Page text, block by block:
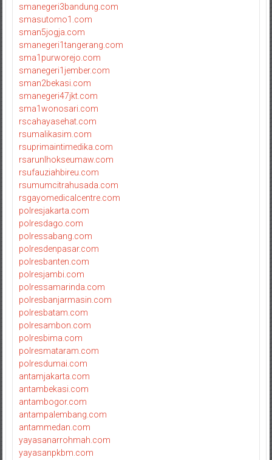
smanegeri3bandung.com
smasutomo1.com
sman5jogja.com
smanegeri1tangerang.com
sma1purworejo.com
smanegeri1jember.com
sman2bekasi.com
smanegeri47jkt.com
sma1wonosari.com
rscahayasehat.com
rsumalikasim.com
rsuprimaintimedika.com
rsarunlhokseumaw.com
rsufauziahbireu.com
rsumumcitrahusada.com
rsgayomedicalcentre.com
polresjakarta.com
polresdago.com
polressabang.com
polresdenpasar.com
polresbanten.com
polresjambi.com
polressamarinda.com
polresbanjarmasin.com
polresbatam.com
polresambon.com
polresbima.com
polresmataram.com
polresdumai.com
antamjakarta.com
antambekasi.com
antambogor.com
antampalembang.com
antammedan.com
yayasanarrohmah.com
yayasanpkbm.com